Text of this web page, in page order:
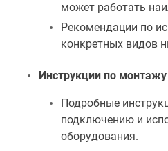
может работать
Рекомендации по
конкретных видов
Инструкции по
Подробные
подключению и
оборудования.